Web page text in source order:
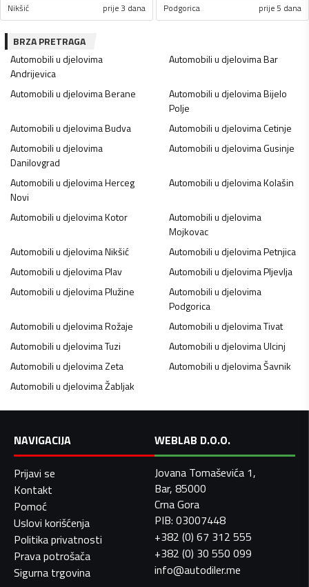
Nikšić prije 3 dana Podgorica prije 5 dana
BRZA PRETRAGA
Automobili u djelovima
Andrijevica
Automobili u djelovimaBar
Automobili u djelovimaBerane Automobili u djelovimaBijelo
Polje
Automobili u djelovimaBudva Automobili u djelovimaCetinje
Automobili u djelovima
Danilovgrad
Automobili u djelovimaGusinje
Automobili u djelovimaHerceg
Novi
Automobili u djelovimaKolašin
Automobili u djelovimaKotor
Automobili u djelovima
Mojkovac
Automobili u djelovimaNikšić Automobili u djelovimaPetnjica
Automobili u djelovimaPlav Automobili u djelovimaPljevlja
Automobili u djelovimaPlužine
Automobili u djelovima
Podgorica
Automobili u djelovimaRožaje Automobili u djelovimaTivat
Automobili u djelovimaTuzi Automobili u djelovimaUlcinj
Automobili u djelovimaZeta Automobili u djelovimaŠavnik
Automobili u djelovimaŽabljak
NAVIGACIJA
Prijavi se
Kontakt
Pomoć
Uslovi korišćenja
Politika privatnosti
Prava potrošača
Sigurna trgovina
WEBLAB D.O.O.
Jovana Tomaševića 1,
Bar, 85000
Crna Gora
PIB: 03007448
+382 (0) 67 312 555
+382 (0) 30 550 099
info@autodiler.me